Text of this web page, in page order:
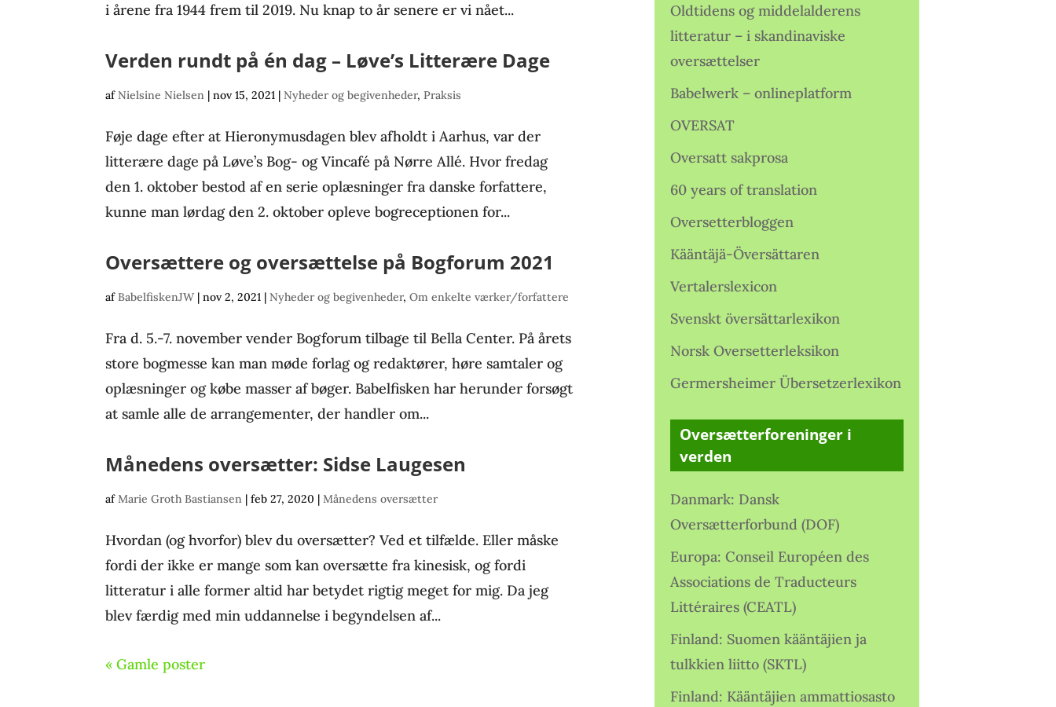
i årene fra 1944 frem til 2019. Nu knap to år senere er vi nået...
Verden rundt på én dag – Løve’s Litterære Dage
afNielsine Nielsen |nov 15, 2021 |Nyheder og begivenheder,Praksis
Føje dage efter at Hieronymusdagen blev afholdt i Aarhus, var der
litterære dage på Løve’s Bog- og Vincafé på Nørre Allé. Hvor fredag
den 1. oktober bestod af en serie oplæsninger fra danske forfattere,
kunne man lørdag den 2. oktober opleve bogreceptionen for...
Oversættere og oversættelse på Bogforum 2021
afBabelfiskenJW |nov 2, 2021 |Nyheder og begivenheder,Om enkelte værker/forfattere
Fra d. 5.-7. november vender Bogforum tilbage til Bella Center. På årets
store bogmesse kan man møde forlag og redaktører, høre samtaler og
oplæsninger og købe masser af bøger. Babelfisken har herunder forsøgt
at samle alle de arrangementer, der handler om...
Månedens oversætter: Sidse Laugesen
afMarie Groth Bastiansen |feb 27, 2020 |Månedens oversætter
Hvordan (og hvorfor) blev du oversætter? Ved et tilfælde. Eller måske
fordi der ikke er mange som kan oversætte fra kinesisk, og fordi
litteratur i alle former altid har betydet rigtig meget for mig. Da jeg
blev færdig med min uddannelse i begyndelsen af...
« Gamle poster
Oldtidens og middelalderens
litteratur – i skandinaviske
oversættelser
Babelwerk – onlineplatform
OVERSAT
Oversatt sakprosa
60 years of translation
Oversetterbloggen
Kääntäjä-Översättaren
Vertalerslexicon
Svenskt översättarlexikon
Norsk Oversetterleksikon
Germersheimer Übersetzerlexikon
Oversætterforeninger i
verden
Danmark: Dansk
Oversætterforbund (DOF)
Europa: Conseil Européen des
Associations de Traducteurs
Littéraires (CEATL)
Finland: Suomen kääntäjien ja
tulkkien liitto (SKTL)
Finland: Kääntäjien ammattiosasto